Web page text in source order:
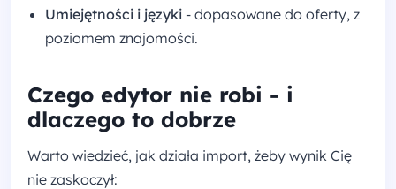
Umiejętności i języki - dopasowane do oferty, z
poziomem znajomości.
Czego edytor nie robi - i
dlaczego to dobrze
Warto wiedzieć, jak działa import, żeby wynik Cię
nie zaskoczył: